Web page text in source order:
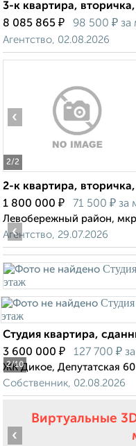
3-к квартира,
8 085 865 ₽ 98 500 ₽ за
Агентство, 02.08.2026
2/2
‹
2-к квартира,
1 800 000 ₽ 71 500 ₽ за
Левобережный район,
Агентство, 29.07.2026
2/10
‹
Студия квартира,
3 600 000 ₽ 127 700 ₽
ЖК Дикое, Депутатская 60
Собственник, 02.08.2026
Виртуальные
‹